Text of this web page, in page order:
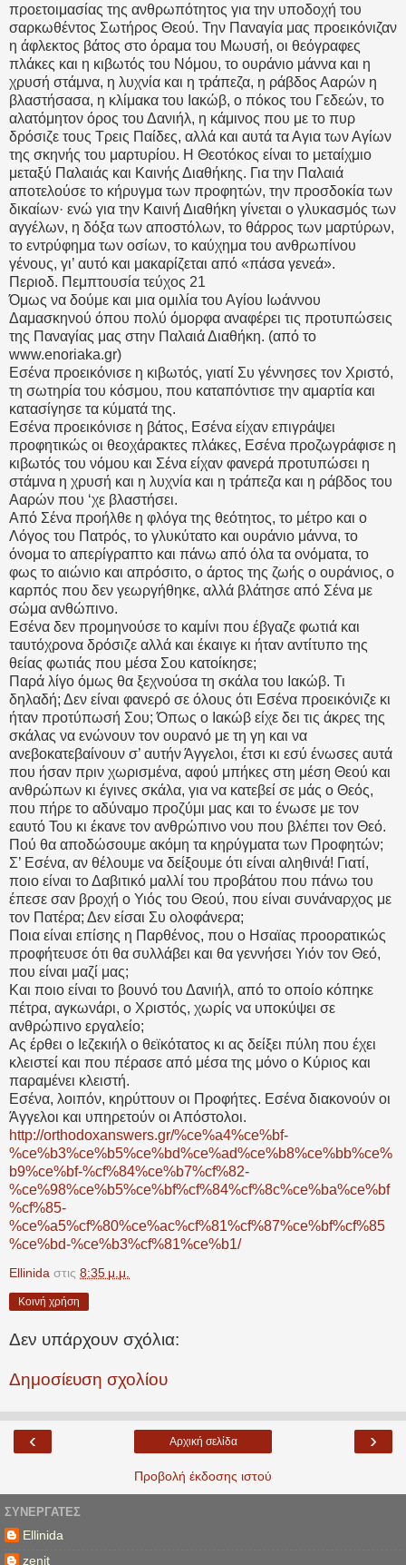
προετοιμασίας της ανθρωπότητος για την υποδοχή του
σαρκωθέντος Σωτήρος Θεού. Την Παναγία μας προεικόνιζαν
η άφλεκτος βάτος στο όραμα του Μωυσή, οι θεόγραφες
πλάκες και η κιβωτός του Νόμου, το ουράνιο μάννα και η
χρυσή στάμνα, η λυχνία και η τράπεζα, η ράβδος Ααρών η
βλαστήσασα, η κλίμακα του Ιακώβ, ο πόκος του Γεδεών, το
αλατόμητον όρος του Δανιήλ, η κάμινος που με το πυρ
δρόσιζε τους Τρεις Παίδες, αλλά και αυτά τα Αγια των Αγίων
της σκηνής του μαρτυρίου. Η Θεοτόκος είναι το μεταίχμιο
μεταξύ Παλαιάς και Καινής Διαθήκης. Για την Παλαιά
αποτελούσε το κήρυγμα των προφητών, την προσδοκία των
δικαίων· ενώ για την Καινή Διαθήκη γίνεται ο γλυκασμός των
αγγέλων, η δόξα των αποστόλων, το θάρρος των μαρτύρων,
το εντρύφημα των οσίων, το καύχημα του ανθρωπίνου
γένους, γι’ αυτό και μακαρίζεται από «πάσα γενεά».
Περιοδ. Πεμπτουσία τεύχος 21
Όμως να δούμε και μια ομιλία του Αγίου Ιωάννου
Δαμασκηνού όπου πολύ όμορφα αναφέρει τις προτυπώσεις
της Παναγίας μας στην Παλαιά Διαθήκη. (από το
www.enoriaka.gr)
Εσένα προεικόνισε η κιβωτός, γιατί Συ γέννησες τον Χριστό,
τη σωτηρία του κόσμου, που καταπόντισε την αμαρτία και
κατασίγησε τα κύματά της.
Εσένα προεικόνισε η βάτος, Εσένα είχαν επιγράψει
προφητικώς οι θεοχάρακτες πλάκες, Εσένα προζωγράφισε η
κιβωτός του νόμου και Σένα είχαν φανερά προτυπώσει η
στάμνα η χρυσή και η λυχνία και η τράπεζα και η ράβδος του
Ααρών που ‘χε βλαστήσει.
Από Σένα προήλθε η φλόγα της θεότητος, το μέτρο και ο
Λόγος του Πατρός, το γλυκύτατο και ουράνιο μάννα, το
όνομα το απερίγραπτο και πάνω από όλα τα ονόματα, το
φως το αιώνιο και απρόσιτο, ο άρτος της ζωής ο ουράνιος, ο
καρπός που δεν γεωργήθηκε, αλλά βλάτησε από Σένα με
σώμα ανθώπινο.
Εσένα δεν προμηνούσε το καμίνι που έβγαζε φωτιά και
ταυτόχρονα δρόσιζε αλλά και έκαιγε κι ήταν αντίτυπο της
θείας φωτιάς που μέσα Σου κατοίκησε;
Παρά λίγο όμως θα ξεχνούσα τη σκάλα του Ιακώβ. Τι
δηλαδή; Δεν είναι φανερό σε όλους ότι Εσένα προεικόνιζε κι
ήταν προτύπωσή Σου; Όπως ο Ιακώβ είχε δει τις άκρες της
σκάλας να ενώνουν τον ουρανό με τη γη και να
ανεβοκατεβαίνουν σ’ αυτήν Άγγελοι, έτσι κι εσύ ένωσες αυτά
που ήσαν πριν χωρισμένα, αφού μπήκες στη μέση Θεού και
ανθρώπων κι έγινες σκάλα, για να κατεβεί σε μάς ο Θεός,
που πήρε το αδύναμο προζύμι μας και το ένωσε με τον
εαυτό Του κι έκανε τον ανθρώπινο νου που βλέπει τον Θεό.
Πού θα αποδώσουμε ακόμη τα κηρύγματα των Προφητών;
Σ’ Εσένα, αν θέλουμε να δείξουμε ότι είναι αληθινά! Γιατί,
ποιο είναι το Δαβιτικό μαλλί του προβάτου που πάνω του
έπεσε σαν βροχή ο Υιός του Θεού, που είναι συνάναρχος με
τον Πατέρα; Δεν είσαι Συ ολοφάνερα;
Ποια είναι επίσης η Παρθένος, που ο Ησαϊας προορατικώς
προφήτευσε ότι θα συλλάβει και θα γεννήσει Υιόν τον Θεό,
που είναι μαζί μας;
Και ποιο είναι το βουνό του Δανιήλ, από το οποίο κόπηκε
πέτρα, αγκωνάρι, ο Χριστός, χωρίς να υποκύψει σε
ανθρώπινο εργαλείο;
Ας έρθει ο Ιεζεκιήλ ο θεϊκότατος κι ας δείξει πύλη που έχει
κλειστεί και που πέρασε από μέσα της μόνο ο Κύριος και
παραμένει κλειστή.
Εσένα, λοιπόν, κηρύττουν οι Προφήτες. Εσένα διακονούν οι
Άγγελοι και υπηρετούν οι Απόστολοι.
http://orthodoxanswers.gr/%ce%a4%ce%bf-
%ce%b3%ce%b5%ce%bd%ce%ad%ce%b8%ce%bb%ce%
b9%ce%bf-%cf%84%ce%b7%cf%82-
%ce%98%ce%b5%ce%bf%cf%84%cf%8c%ce%ba%ce%bf
%cf%85-
%ce%a5%cf%80%ce%ac%cf%81%cf%87%ce%bf%cf%85
%ce%bd-%ce%b3%cf%81%ce%b1/
Ellinida στις 8:35 μ.μ.
Κοινή χρήση
Δεν υπάρχουν σχόλια:
Δημοσίευση σχολίου
‹ ›
Αρχική σελίδα
Προβολή έκδοσης ιστού
ΣΥΝΕΡΓΆΤΕΣ
Ellinida
zenjt